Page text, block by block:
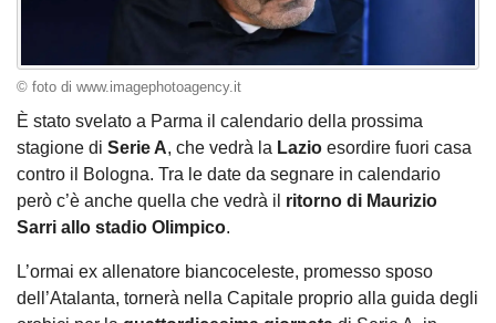
© foto di www.imagephotoagency.it
È stato svelato a Parma il calendario della prossima
stagione di Serie A, che vedrà la Lazio esordire fuori casa
contro il Bologna. Tra le date da segnare in calendario
però c’è anche quella che vedrà il ritorno di Maurizio
Sarri allo stadio Olimpico.
L’ormai ex allenatore biancoceleste, promesso sposo
dell’Atalanta, tornerà nella Capitale proprio alla guida degli